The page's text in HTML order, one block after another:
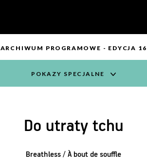
ARCHIWUM PROGRAMOWE - EDYCJA 16
POKAZY SPECJALNE
Do utraty tchu
Breathless / À bout de souffle